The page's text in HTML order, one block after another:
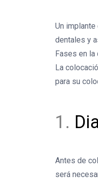
Un
dentales y
Fases en
La
para su
1.
Antes de
será